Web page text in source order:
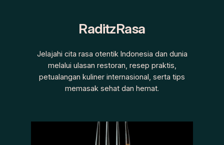
RaditzRasa
Jelajahi cita rasa otentik Indonesia dan dunia
melalui ulasan restoran, resep praktis,
petualangan kuliner internasional, serta tips
memasak sehat dan hemat.